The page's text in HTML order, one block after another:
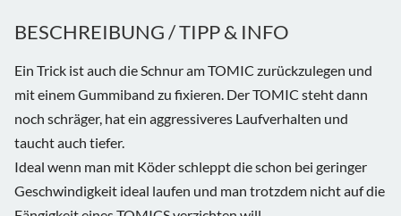
BESCHREIBUNG / TIPP & INFO
Ein Trick ist auch die Schnur am TOMIC zurückzulegen und
mit einem Gummiband zu fixieren. Der TOMIC steht dann
noch schräger, hat ein aggressiveres Laufverhalten und
taucht auch tiefer.
Ideal wenn man mit Köder schleppt die schon bei geringer
Geschwindigkeit ideal laufen und man trotzdem nicht auf die